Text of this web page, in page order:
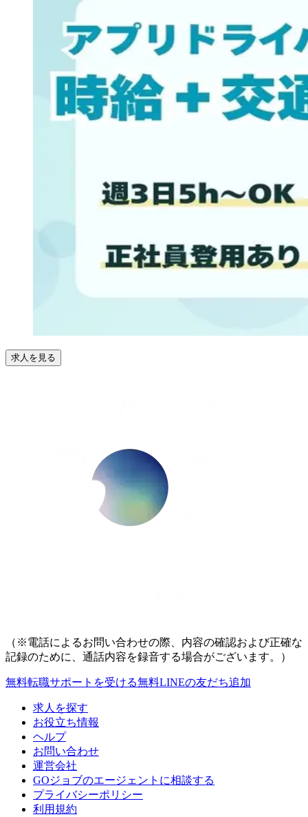
求人を見る
（※電話によるお問い合わせの際、内容の確認および正確な
記録のために、通話内容を録音する場合がございます。）
無料転職サポートを受ける無料LINEの友だち追加
求人を探す
お役立ち情報
ヘルプ
お問い合わせ
運営会社
GOジョブのエージェントに相談する
プライバシーポリシー
利用規約